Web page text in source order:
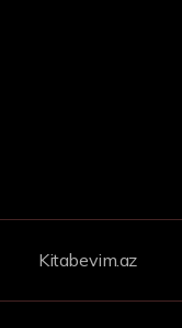
Kitabevim.az